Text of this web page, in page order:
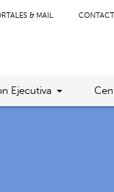
& MAIL
Ejecutiva